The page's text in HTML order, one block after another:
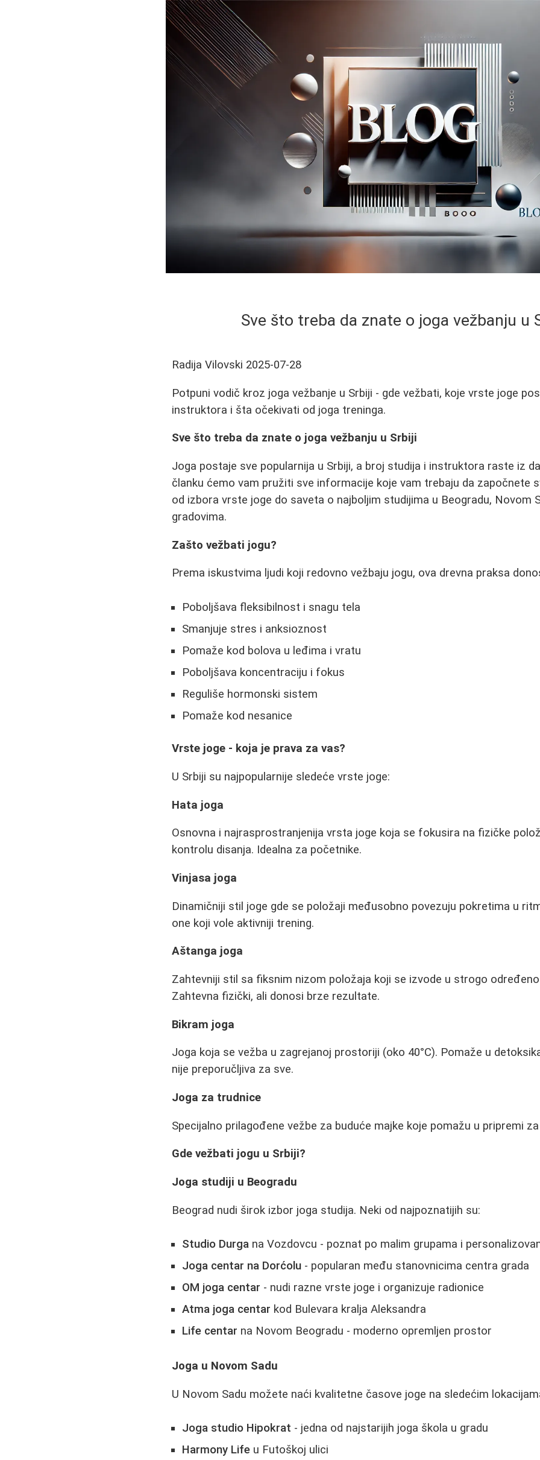
Sve što treba da znate o joga vežbanju u
Radija Vilovski 2025-07-28
Potpuni vodič kroz joga vežbanje u Srbiji - gde vežbati, koje vrste joge
instruktora i šta očekivati od joga treninga.
Sve što treba da znate o joga vežbanju u Srbiji
Joga postaje sve popularnija u Srbiji, a broj studija i instruktora raste iz
članku ćemo vam pružiti sve informacije koje vam trebaju da započnete
od izbora vrste joge do saveta o najboljim studijima u Beogradu, Novom
gradovima.
Zašto vežbati jogu?
Prema iskustvima ljudi koji redovno vežbaju jogu, ova drevna praksa
Poboljšava fleksibilnost i snagu tela
Smanjuje stres i anksioznost
Pomaže kod bolova u leđima i vratu
Poboljšava koncentraciju i fokus
Reguliše hormonski sistem
Pomaže kod nesanice
Vrste joge - koja je prava za vas?
U Srbiji su najpopularnije sledeće vrste joge:
Hata joga
Osnovna i najrasprostranjenija vrsta joge koja se fokusira na fizičke
kontrolu disanja. Idealna za početnike.
Vinjasa joga
Dinamičniji stil joge gde se položaji međusobno povezuju pokretima u
one koji vole aktivniji trening.
Aštanga joga
Zahtevniji stil sa fiksnim nizom položaja koji se izvode u strogo
Zahtevna fizički, ali donosi brze rezultate.
Bikram joga
Joga koja se vežba u zagrejanoj prostoriji (oko 40°C). Pomaže u
nije preporučljiva za sve.
Joga za trudnice
Specijalno prilagođene vežbe za buduće majke koje pomažu u pripremi
Gde vežbati jogu u Srbiji?
Joga studiji u Beogradu
Beograd nudi širok izbor joga studija. Neki od najpoznatijih su:
Studio Durga na Vozdovcu - poznat po malim grupama i
Joga centar na Dorćolu - popularan među stanovnicima centra grada
OM joga centar - nudi razne vrste joge i organizuje radionice
Atma joga centar kod Bulevara kralja Aleksandra
Life centar na Novom Beogradu - moderno opremljen prostor
Joga u Novom Sadu
U Novom Sadu možete naći kvalitetne časove joge na sledećim
Joga studio Hipokrat - jedna od najstarijih joga škola u gradu
Harmony Life u Futoškoj ulici